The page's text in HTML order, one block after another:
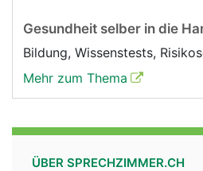
Gesundheit selber in die
Bildung, Wissenstests,
Mehr zum Thema
ÜBER SPRECHZIMMER.CH